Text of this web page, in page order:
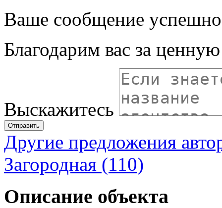
Ваше сообщение успешно
Благодарим вас за
Выскажитесь
Отправить
Другие предложения
Загородная (110)
Описание объекта